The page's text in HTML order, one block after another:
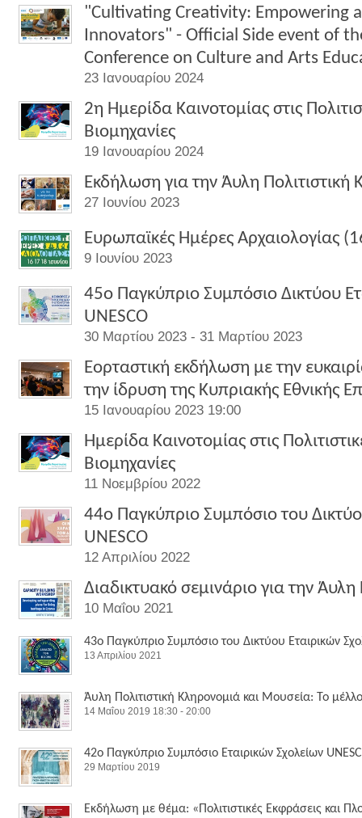
"Cultivating Creativity: Empowering
Innovators" - Official Side event of
Conference on Culture and Arts
23 Ιανουαρίου 2024
2η Ημερίδα Καινοτομίας στις
Βιομηχανίες
19 Ιανουαρίου 2024
Εκδήλωση για την Άυλη
27 Ιουνίου 2023
Ευρωπαϊκές Ημέρες Αρχαιολογίας
9 Ιουνίου 2023
45ο Παγκύπριο Συμπόσιο Δικτύου
UNESCO
30 Μαρτίου 2023 - 31 Μαρτίου 2023
Εορταστική εκδήλωση με την
την ίδρυση της Κυπριακής Εθνικής
15 Ιανουαρίου 2023 19:00
Ημερίδα Καινοτομίας στις
Βιομηχανίες
11 Νοεμβρίου 2022
44ο Παγκύπριο Συμπόσιο του
UNESCO
12 Απριλίου 2022
Διαδικτυακό σεμινάριο για την
10 Μαΐου 2021
43ο Παγκύπριο Συμπόσιο του Δικτύου Εταιρικών
13 Απριλίου 2021
Άυλη Πολιτιστική Κληρονομιά και Μουσεία: Το
14 Μαΐου 2019 18:30 - 20:00
42ο Παγκύπριο Συμπόσιο Εταιρικών Σχολείων
29 Μαρτίου 2019
Εκδήλωση με θέμα: «Πολιτιστικές Εκφράσεις και